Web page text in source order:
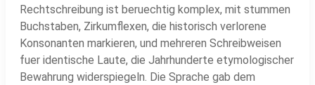
Rechtschreibung ist beruechtig komplex, mit stummen
Buchstaben, Zirkumflexen, die historisch verlorene
Konsonanten markieren, und mehreren Schreibweisen
fuer identische Laute, die Jahrhunderte etymologischer
Bewahrung widerspiegeln. Die Sprache gab dem